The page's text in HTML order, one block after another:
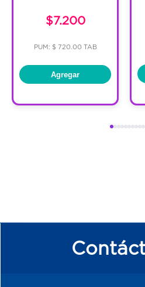
$7.200
PUM: $ 720.00 TAB
Agregar